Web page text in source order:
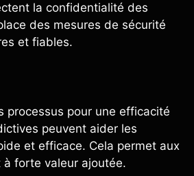
la confidentialité des
des mesures de sécurité
et fiables.
processus pour une efficacité
peuvent aider les
et efficace. Cela permet aux
forte valeur ajoutée.